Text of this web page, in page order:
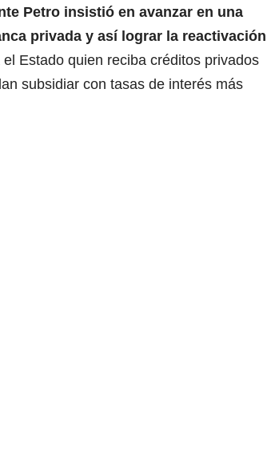
Petro insistió en avanzar en una
privada y así lograr la reactivación
Estado quien reciba créditos privados
subsidiar con tasas de interés más